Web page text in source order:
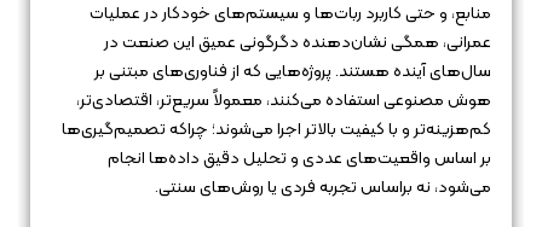
منابع، و حتی کاربرد ربات‌ها و سیستم‌های خودکار در عملیات
عمرانی، همگی نشان‌دهنده دگرگونی عمیق این صنعت در
سال‌های آینده هستند. پروژه‌هایی که از فناوری‌های مبتنی بر
هوش مصنوعی استفاده می‌کنند، معمولاً سریع‌تر، اقتصادی‌تر،
کم‌هزینه‌تر و با کیفیت بالاتر اجرا می‌شوند؛ چراکه تصمیم‌گیری‌ها
بر اساس واقعیت‌های عددی و تحلیل دقیق داده‌ها انجام
می‌شود، نه براساس تجربه فردی یا روش‌های سنتی.